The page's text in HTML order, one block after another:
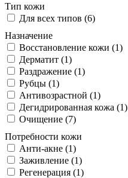
Тип кожи
Для всех типов (6)
Назначение
Восстановление кожи (1)
Дерматит (1)
Раздражение (1)
Рубцы (1)
Антивозрастной (1)
Дегидрированная кожа (1)
Очищение (7)
Потребности кожи
Анти-акне (1)
Заживление (1)
Регенерация (1)